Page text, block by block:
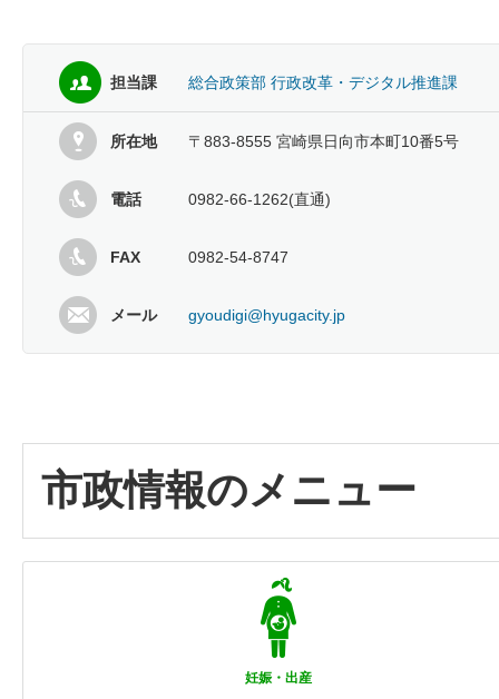
担当課 総合政策部 行政改革・デジタル推進課
所在地 〒883-8555 宮崎県日向市本町10番5号
電話 0982-66-1262(直通)
FAX 0982-54-8747
メール gyoudigi@hyugacity.jp
市政情報のメニュー
妊娠・出産